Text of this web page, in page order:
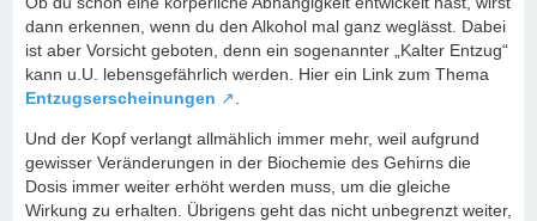
dann erkennen, wenn du den Alkohol mal ganz weglässt. Dabei
ist aber Vorsicht geboten, denn ein sogenannter „Kalter Entzug“
kann u.U. lebensgefährlich werden. Hier ein Link zum Thema
Entzugserscheinungen
Und der Kopf verlangt allmählich immer mehr, weil aufgrund
gewisser Veränderungen in der Biochemie des Gehirns die
Dosis immer weiter erhöht werden muss, um die gleiche
Wirkung zu erhalten. Übrigens geht das nicht unbegrenzt weiter,